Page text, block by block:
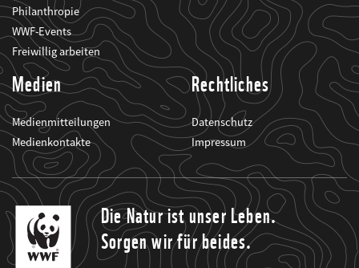
Philanthropie
WWF-Events
Freiwillig arbeiten
Medien
Medienmitteilungen
Medienkontakte
Rechtliches
Datenschutz
Impressum
Die Natur ist unser Leben.
Sorgen wir für beides.